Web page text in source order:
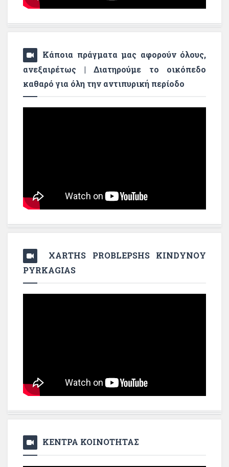
Κάποια πράγματα μας αφορούν όλους,
ανεξαιρέτως | Διατηρούμε το οικόπεδο
καθαρό για όλη την αντιπυρική περίοδο
XARTHS PROBLEPSHS KINDYNOY
PYRKAGIAS
ΚΕΝΤΡΑ ΚΟΙΝΟΤΗΤΑΣ